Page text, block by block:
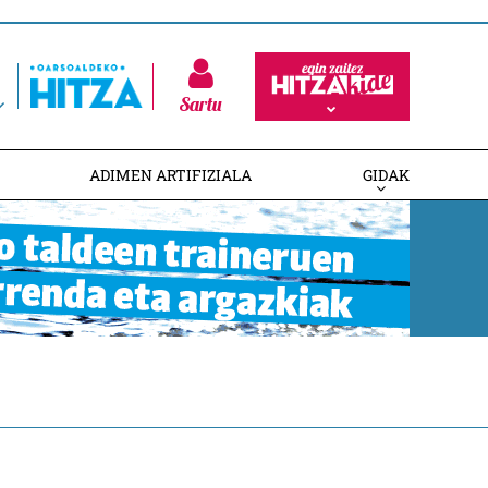
Sartu
ADIMEN ARTIFIZIALA GIDAK